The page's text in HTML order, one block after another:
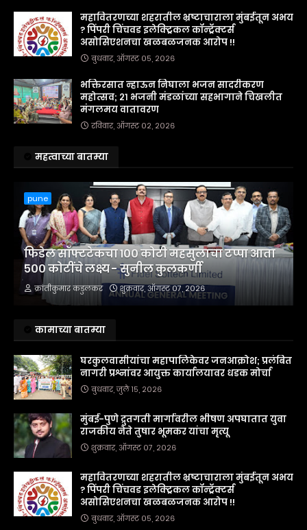
महावितरणच्या शहरातील भ्रष्टाचाराला मुंबईतून अभय
? पिंपरी चिंचवड इलेक्ट्रिकल कॉन्ट्रॅक्टर्स
असोसिएशनचा खळबळजनक आरोप !!
बुधवार, ऑगस्ट ०५, २०२६
भक्तिरसात न्हाऊन निघाला भजन सादरीकरण
महोत्सव; २१ भजनी मंडळांच्या सहभागाने चिखलीत
मंगलमय वातावरण
रविवार, ऑगस्ट ०२, २०२६
महत्वाच्या बातम्या
pune
फिडेल सॉफ्टटेकचा १०० कोटी महसुलाचा टप्पा आता
५०० कोटींचे लक्ष्य - सुनील कुलकर्णी
क्रांतीकुमार कडुलकर शुक्रवार, ऑगस्ट ०७, २०२६
कामाच्या बातम्या
घरकुलवासीयांचा महापालिकेवर जनआक्रोश; प्रलंबित
नागरी प्रश्नांवर आयुक्त कार्यालयावर धडक मोर्चा
बुधवार, जुलै १५, २०२६
मुंबई-पुणे द्रुतगती मार्गावरील भीषण अपघातात युवा
राजकीय नेते तुषार भूमकर यांचा मृत्यू
शुक्रवार, ऑगस्ट ०७, २०२६
महावितरणच्या शहरातील भ्रष्टाचाराला मुंबईतून अभय
? पिंपरी चिंचवड इलेक्ट्रिकल कॉन्ट्रॅक्टर्स
असोसिएशनचा खळबळजनक आरोप !!
बुधवार, ऑगस्ट ०५, २०२६